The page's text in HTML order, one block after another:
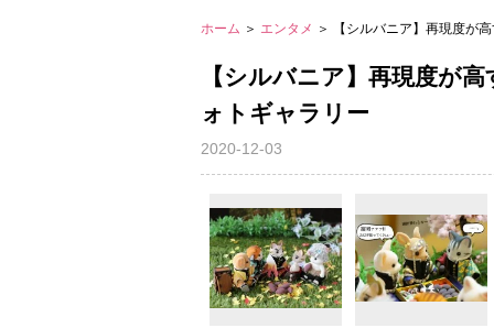
ホーム ＞ エンタメ ＞ 【シルバニア】再現度が
【シルバニア】再現度が
ォトギャラリー
2020-12-03